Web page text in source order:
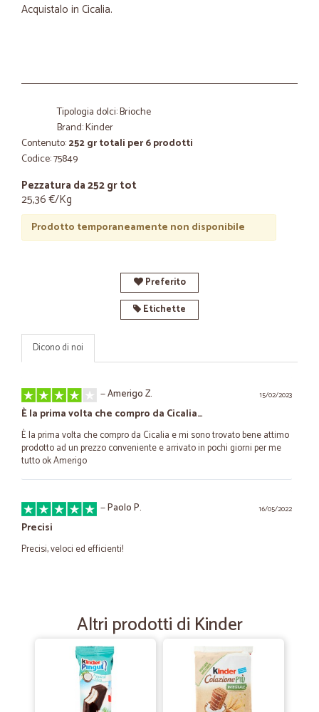
Acquistalo in Cicalia.
Tipologia dolci: Brioche
Brand: Kinder
Contenuto:252 gr totali per 6 prodotti
Codice: 75849
Pezzatura da 252 gr tot
25,36 €/Kg
Prodotto temporaneamente non disponibile
Preferito
Etichette
Dicono di noi
15/02/2023
—Amerigo Z.
È la prima volta che compro da Cicalia…
È la prima volta che compro da Cicalia e mi sono trovato bene attimo
prodotto ad un prezzo conveniente e arrivato in pochi giorni per me
tutto ok Amerigo
16/05/2022
—Paolo P.
Precisi
Precisi, veloci ed efficienti!
Sono soddisfatto
—Patrizia G.
Altri prodotti di Kinder